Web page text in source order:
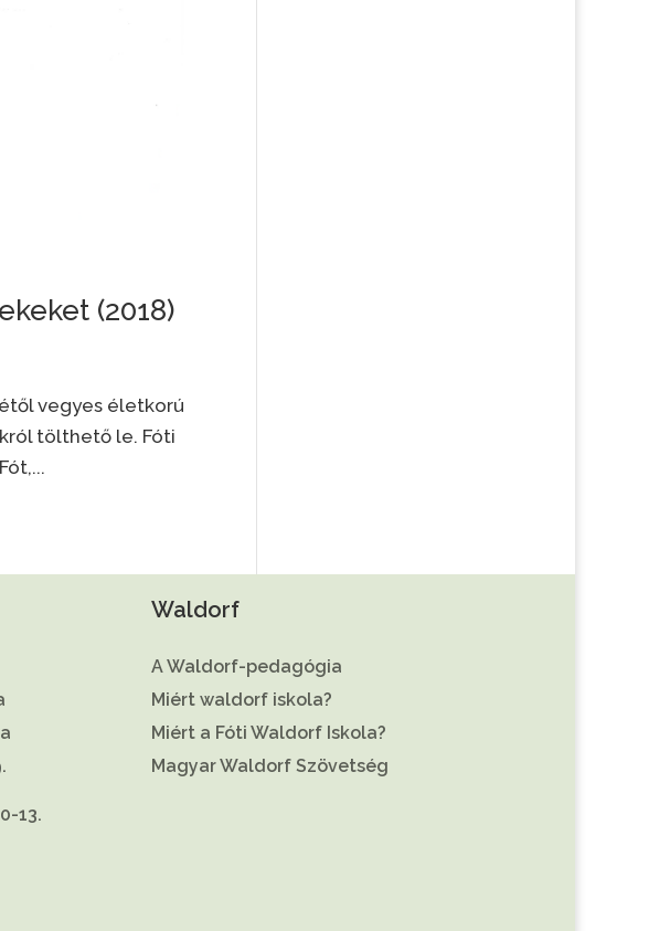
(2018)
vegyes életkorú
tölthető le. Fóti
13.
Waldorf
A Waldorf-pedagógia
Miért waldorf iskola?
Miért a Fóti Waldorf Iskola?
Magyar Waldorf Szövetség